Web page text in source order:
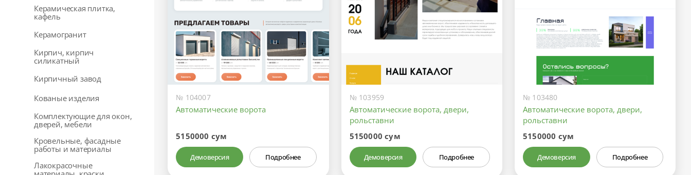
Керамическая плитка,
кафель
Керамогранит
Кирпич, кирпич
силикатный
Кирпичный завод
Кованые изделия
Комплектующие для окон,
дверей, мебели
Кровельные, фасадные
работы и материалы
Лакокрасочные
№ 104007
Автоматические ворота
5150000 сум
Демоверсия Подробнее
№ 103959
Автоматические ворота, двери,
рольставни
5150000 сум
Демоверсия Подробнее
№ 103480
Автоматические ворота, двери,
рольставни
5150000 сум
Демоверсия Подробнее